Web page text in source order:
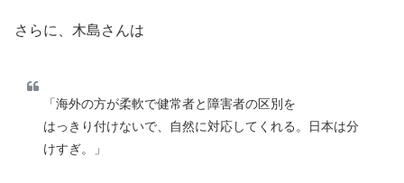
さらに、木島さんは
「海外の方が柔軟で健常者と障害者の区別を
はっきり付けないで、自然に対応してくれる。日本は分
けすぎ。」